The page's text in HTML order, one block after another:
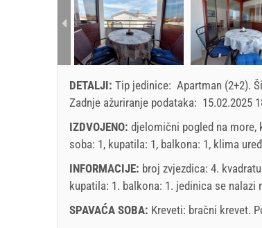
DETALJI: Tip jedinice: Apartman (2+2).
Zadnje ažuriranje podataka: 15.02.2025
IZDVOJENO: djelomični pogled na more,
soba: 1, kupatila: 1, balkona: 1, klima
INFORMACIJE: broj zvjezdica: 4.
kupatila: 1. balkona: 1. jedinica se nalazi
SPAVAĆA SOBA: Kreveti: bračni krevet.